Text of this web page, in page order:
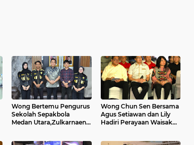
Wong Bertemu Pengurus
Sekolah Sepakbola
Medan Utara,Zulkarnaen
Wong Chun Sen Bersama
Agus Setiawan dan Lily
Hadiri Perayaan Waisak